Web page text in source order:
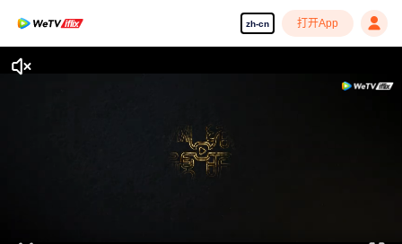
zh-cn 打开App
享受流畅高清剧集